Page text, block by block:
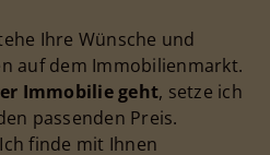
Ihre Wünsche und
auf dem Immobilienmarkt.
Immobilie geht, setze ich
passenden Preis.
finde mit Ihnen